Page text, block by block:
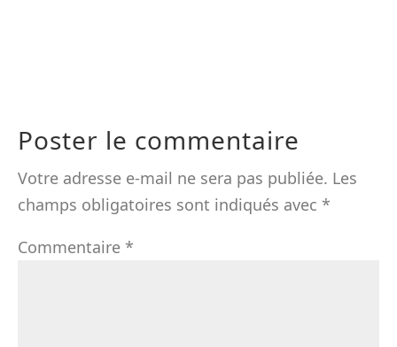
Poster le commentaire
Votre adresse e-mail ne sera pas publiée. Les
champs obligatoires sont indiqués avec *
Commentaire *